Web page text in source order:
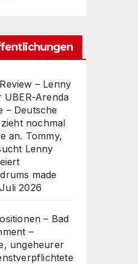
– Lenny
UBER-Arenda
– Deutsche
nochmal
an. Tommy,
Lenny
made
2026
– Bad
–
ungeheurer